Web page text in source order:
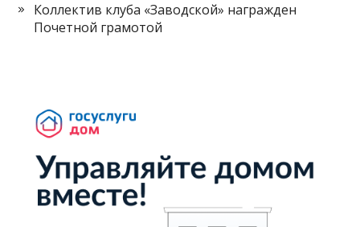
Коллектив клуба «Заводской» награжден
Почетной грамотой